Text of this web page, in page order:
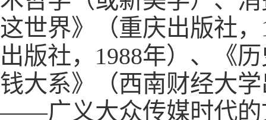
这世界》（重庆出版社
出版社，1988年）、《
钱大系》（西南财经大
——广义大众传媒时代的